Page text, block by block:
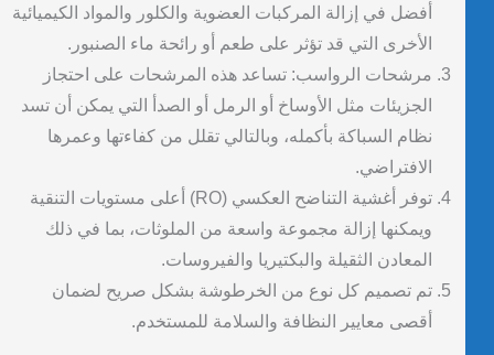
أفضل في إزالة المركبات العضوية والكلور والمواد الكيميائية
الأخرى التي قد تؤثر على طعم أو رائحة ماء الصنبور.
مرشحات الرواسب: تساعد هذه المرشحات على احتجاز
الجزيئات مثل الأوساخ أو الرمل أو الصدأ التي يمكن أن تسد
نظام السباكة بأكمله، وبالتالي تقلل من كفاءتها وعمرها
الافتراضي.
توفر أغشية التناضح العكسي (RO) أعلى مستويات التنقية
ويمكنها إزالة مجموعة واسعة من الملوثات، بما في ذلك
المعادن الثقيلة والبكتيريا والفيروسات.
تم تصميم كل نوع من الخرطوشة بشكل صريح لضمان
أقصى معايير النظافة والسلامة للمستخدم.